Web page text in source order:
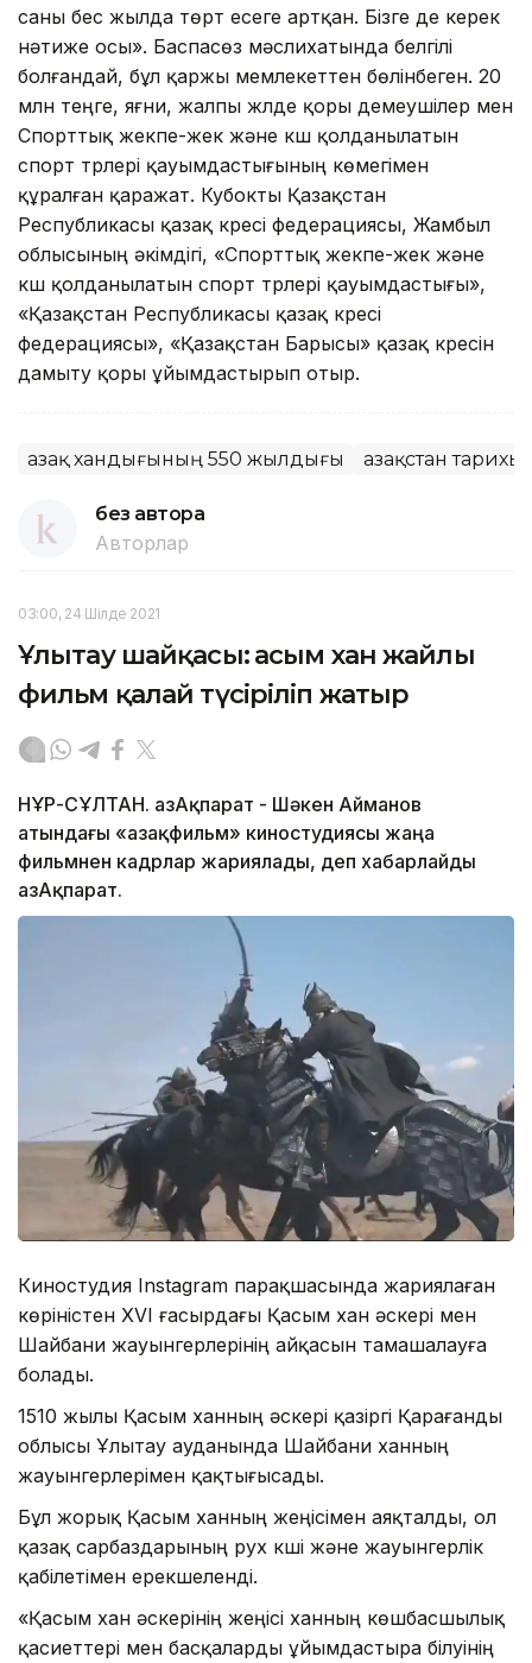
саны бес жылда төрт есеге артқан. Бізге де керек
нəтиже осы». Баспасөз мəслихатында белгілі
болғандай, бұл қаржы мемлекеттен бөлінбеген. 20
млн теңге, яғни, жалпы жүлде қоры демеушілер мен
Спорттық жекпе-жек және күш қолданылатын
спорт түрлері қауымдастығының көмегімен
құралған қаражат. Кубокты Қазақстан
Республикасы қазақ күресі федерациясы, Жамбыл
облысының әкімдігі, «Спорттық жекпе-жек және
күш қолданылатын спорт түрлері қауымдастығы»,
«Қазақстан Республикасы қазақ күресі
федерациясы», «Қазақстан Барысы» қазақ күресін
дамыту қоры ұйымдастырып отыр.
Қазақ хандығының 550 жылдығы Қазақстан тарихы
без автора
Авторлар
03:00, 24 Шілде 2021
Ұлытау шайқасы: Қасым хан жайлы
фильм қалай түсіріліп жатыр
НҰР-СҰЛТАН. ҚазАқпарат - Шәкен Айманов
атындағы «Қазақфильм» киностудиясы жаңа
фильмнен кадрлар жариялады, деп хабарлайды
ҚазАқпарат.
Киностудия Instagram парақшасында жариялаған
көріністен XVI ғасырдағы Қасым хан әскері мен
Шайбани жауынгерлерінің айқасын тамашалауға
болады.
1510 жылы Қасым ханның әскері қазіргі Қарағанды
облысы Ұлытау ауданында Шайбани ханның
жауынгерлерімен қақтығысады.
Бұл жорық Қасым ханның жеңісімен аяқталды, ол
қазақ сарбаздарының рух күші және жауынгерлік
қабілетімен ерекшеленді.
«Қасым хан әскерінің жеңісі ханның көшбасшылық
қасиеттері мен басқаларды ұйымдастыра білуінің